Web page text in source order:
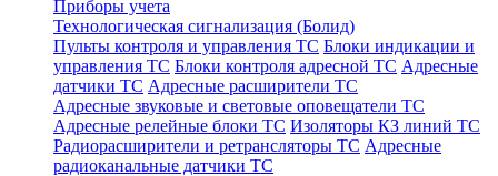
Приборы учета
Технологическая сигнализация (Болид)
Пульты контроля и управления ТС Блоки индикации и
управления ТС Блоки контроля адресной ТС Адресные
датчики ТС Адресные расширители ТС
Адресные звуковые и световые оповещатели ТС
Адресные релейные блоки ТС Изоляторы КЗ линий ТС
Радиорасширители и ретрансляторы ТС Адресные
радиоканальные датчики ТС